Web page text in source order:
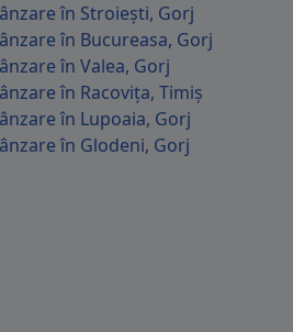
în Stroiești, Gorj
în Bucureasa, Gorj
în Valea, Gorj
în Racovița, Timiș
în Lupoaia, Gorj
în Glodeni, Gorj